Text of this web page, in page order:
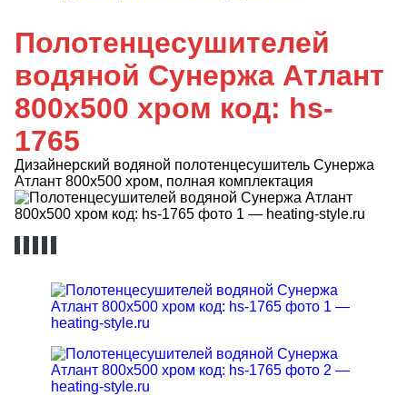
Полотенцесушителей
водяной Сунержа Атлант
800х500 хром код: hs-
1765
Дизайнерский водяной полотенцесушитель Сунержа
Атлант 800х500 хром, полная комплектация